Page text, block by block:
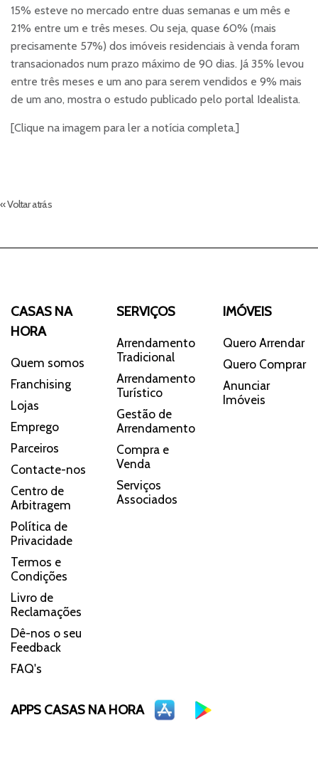
15% esteve no mercado entre duas semanas e um mês e
21% entre um e três meses. Ou seja, quase 60% (mais
precisamente 57%) dos imóveis residenciais à venda foram
transacionados num prazo máximo de 90 dias. Já 35% levou
entre três meses e um ano para serem vendidos e 9% mais
de um ano, mostra o estudo publicado pelo portal Idealista.
[Clique na imagem para ler a notícia completa.]
« Voltar atrás
CASAS NA
HORA
Quem somos
Franchising
Lojas
Emprego
Parceiros
Contacte-nos
Centro de
Arbitragem
Política de
Privacidade
Termos e
Condições
Livro de
Reclamações
Dê-nos o seu
Feedback
FAQ's
SERVIÇOS
Arrendamento
Tradicional
Arrendamento
Turístico
Gestão de
Arrendamento
Compra e
Venda
Serviços
Associados
IMÓVEIS
Quero Arrendar
Quero Comprar
Anunciar
Imóveis
APPS CASAS NA HORA